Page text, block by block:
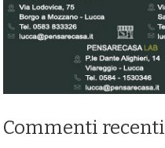
Commenti recenti